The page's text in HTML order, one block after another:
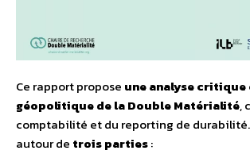
Ce rapport propose une analyse critique
géopolitique de la Double Matérialité,
comptabilité et du reporting de durabilité.
autour de trois parties: